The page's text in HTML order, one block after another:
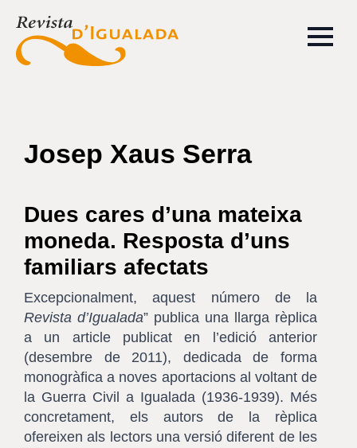
Josep Xaus Serra
Dues cares d’una mateixa
moneda. Resposta d’uns
familiars afectats
Excepcionalment, aquest número de la
Revista d’Igualada” publica una llarga rèplica
a un article publicat en l’edició anterior
(desembre de 2011), dedicada de forma
monogràfica a noves aportacions al voltant de
la Guerra Civil a Igualada (1936-1939). Més
concretament, els autors de la rèplica
ofereixen als lectors una versió diferent de les